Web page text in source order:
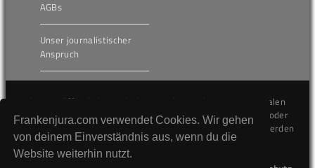
Frankenjura.com verwendet Cookies. Wir gehen
von deinem Einverständnis aus, wenn du die
Website weiterhin nutzt.
AGBs
Unser journalistischer
Anspruch
Die hier veröffentlichten Inhalte unterliegen dem internationalen
Urheberrecht (Copyright) und dürfen nicht kopiert, verändert oder
unverändert wiederveröffentlicht werden. Gegen Verstöße werden
wir auf juristischem Wege vorgehen.